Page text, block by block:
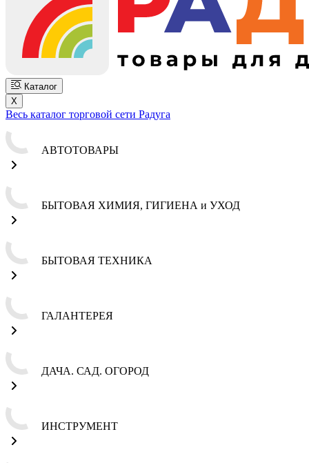
Каталог
X
Весь каталог торговой сети Радуга
АВТОТОВАРЫ
БЫТОВАЯ ХИМИЯ, ГИГИЕНА и УХОД
БЫТОВАЯ ТЕХНИКА
ГАЛАНТЕРЕЯ
ДАЧА. САД. ОГОРОД
ИНСТРУМЕНТ